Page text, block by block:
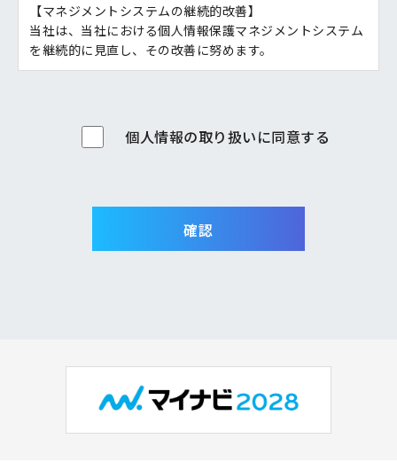
【マネジメントシステムの継続的改善】
当社は、当社における個人情報保護マネジメントシステム
を継続的に見直し、その改善に努めます。
個人情報の取り扱いに同意する